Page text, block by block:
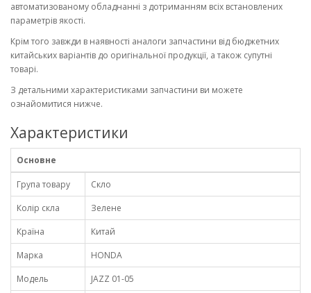
автоматизованому обладнанні з дотриманням всіх встановлених
параметрів якості.
Крім того завжди в наявності аналоги запчастини від бюджетних
китайських варіантів до оригінальної продукції, а також супутні
товарі.
З детальними характеристиками запчастини ви можете
ознайомитися нижче.
Характеристики
Основне
Група товару
Скло
Колір скла
Зелене
Країна
Китай
Марка
HONDA
Модель
JAZZ 01-05